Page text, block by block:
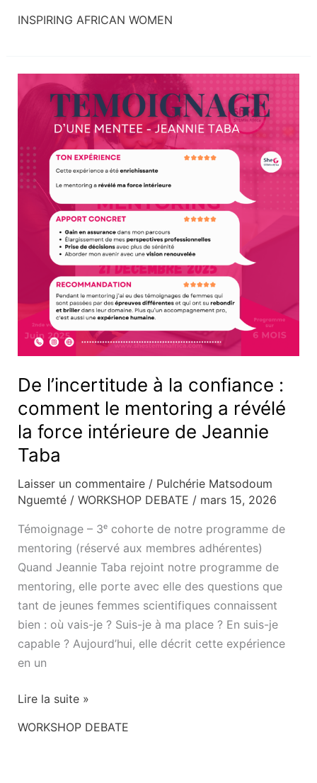
INSPIRING AFRICAN WOMEN
De l’incertitude à la confiance :
comment le mentoring a révélé
la force intérieure de Jeannie
Taba
Laisser un commentaire / Pulchérie Matsodoum
Nguemté / WORKSHOP DEBATE / mars 15, 2026
Témoignage – 3ᵉ cohorte de notre programme de
mentoring (réservé aux membres adhérentes)
Quand Jeannie Taba rejoint notre programme de
mentoring, elle porte avec elle des questions que
tant de jeunes femmes scientifiques connaissent
bien : où vais-je ? Suis-je à ma place ? En suis-je
capable ? Aujourd’hui, elle décrit cette expérience
en un
l’incertitude
confiance
comment
mentoring
intérieure
Taba
Lire la suite »
WORKSHOP DEBATE